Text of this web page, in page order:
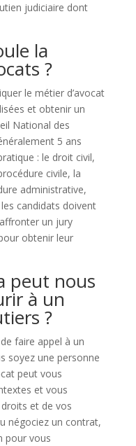
judiciaire dont
la
?
le métier d’avocat
et obtenir un
National des
5 ans
: le droit civil,
civile, la
administrative,
candidats doivent
un jury
obtenir leur
peut nous
à un
?
faire appel à un
soyez une personne
peut vous
et vous
et de vos
négociez un contrat,
pour vous